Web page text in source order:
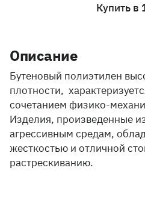
Описание
Бутеновый полиэтилен
плотности,
сочетанием физико-
Изделия, произведенные
агрессивным средам,
жесткостью и отличной
растрескиванию.